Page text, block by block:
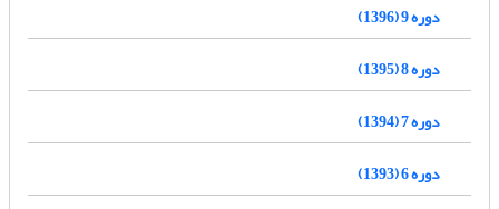
دوره 9 (1396)
دوره 8 (1395)
دوره 7 (1394)
دوره 6 (1393)